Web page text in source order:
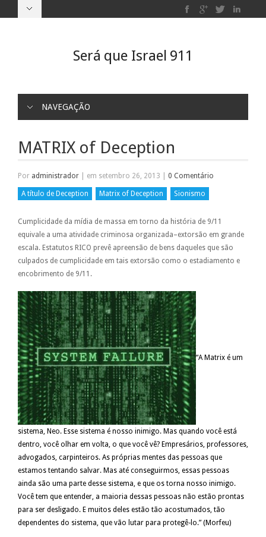
Será que Israel 911
NAVEGAÇÃO
MATRIX of Deception
Por administrador em setembro 26, 2013 0 Comentário
A título de Deception Matrix of Deception Sionismo
Cumplicidade da mídia de massa em torno da história de 9/11
equivale a uma atividade criminosa organizada–extorsão em grande
escala. Estatutos RICO prevê apreensão de bens daqueles que são
culpados de cumplicidade em tais extorsão como o estadiamento e
encobrimento de 9/11.
“A Matrix é um
sistema, Neo. Esse sistema é nosso inimigo. Mas quando você está
dentro, você olhar em volta, o que você vê? Empresários, professores,
advogados, carpinteiros. As próprias mentes das pessoas que
estamos tentando salvar. Mas até conseguirmos, essas pessoas
ainda são uma parte desse sistema, e que os torna nosso inimigo.
Você tem que entender, a maioria dessas pessoas não estão prontas
para ser desligado. E muitos deles estão tão acostumados, tão
dependentes do sistema, que vão lutar para protegê-lo.” (Morfeu)